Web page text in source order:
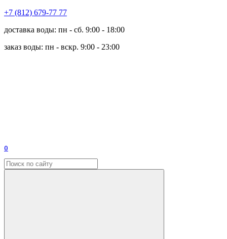
+7 (812) 679-77 77
доставка воды: пн - сб. 9:00 - 18:00
заказ воды: пн - вскр. 9:00 - 23:00
0